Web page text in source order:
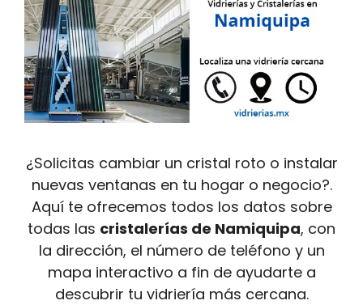
¿Solicitas cambiar un cristal roto o instalar
nuevas ventanas en tu hogar o negocio?.
Aquí te ofrecemos todos los datos sobre
todas las cristalerías de Namiquipa, con
la dirección, el número de teléfono y un
mapa interactivo a fin de ayudarte a
descubrir tu vidriería más cercana.